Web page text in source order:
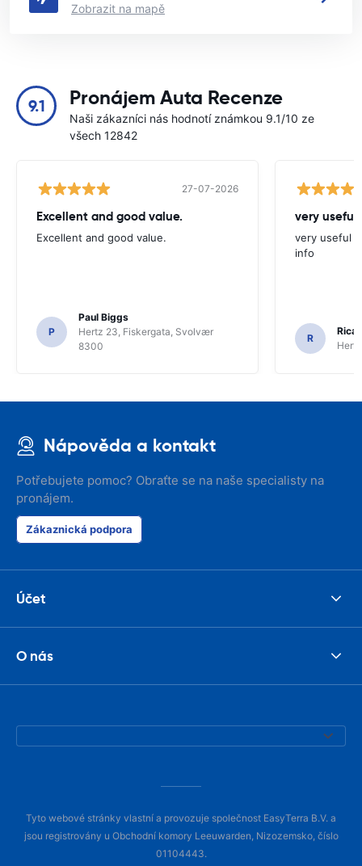
Zobrazit na mapě
9.1 Pronájem Auta Recenze
Naši zákazníci nás hodnotí známkou 9.1/10 ze
všech 12842
27-07-2026
Excellent and good value.
Excellent and good value.
P
Paul Biggs
Hertz 23, Fiskergata, Svolvær
8300
very useful
very useful
info
R
Nápověda a kontakt
Potřebujete pomoc? Obraťte se na naše specialisty na
pronájem.
Zákaznická podpora
Účet
O nás
Tyto webové stránky vlastní a provozuje společnost EasyTerra B.V. a
jsou registrovány u Obchodní komory Leeuwarden, Nizozemsko, číslo
01104443.